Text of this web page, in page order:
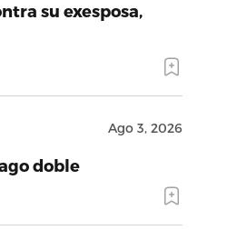
su exesposa,
Ago 3, 2026
doble